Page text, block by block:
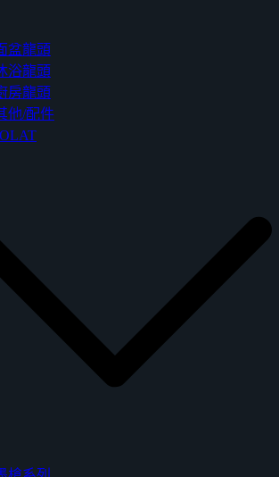
盆龍頭
浴龍頭
房龍頭
他/配件